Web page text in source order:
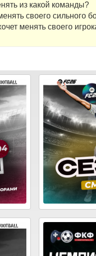
из какой команды?
своего сильного
менять своего